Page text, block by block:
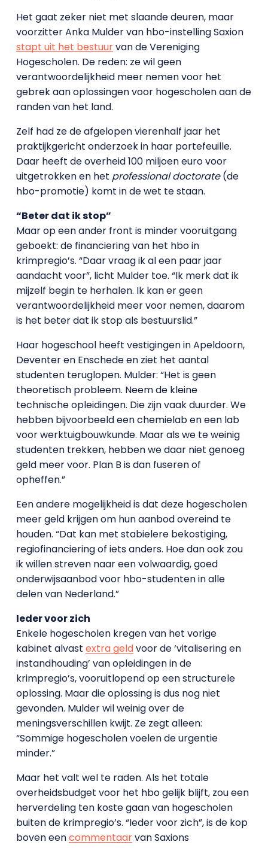
Het gaat zeker niet met slaande deuren, maar
voorzitter Anka Mulder van hbo-instelling Saxion
stapt uit het bestuurvan de Vereniging
Hogescholen. De reden: ze wil geen
verantwoordelijkheid meer nemen voor het
gebrek aan oplossingen voor hogescholen aan de
randen van het land.
Zelf had ze de afgelopen vierenhalf jaar het
praktijkgericht onderzoek in haar portefeuille.
Daar heeft de overheid 100 miljoen euro voor
uitgetrokken en het professional doctorate(de
hbo-promotie) komt in de wet te staan.
“Beter dat ik stop”
Maar op een ander front is minder vooruitgang
geboekt: de financiering van het hbo in
krimpregio’s. “Daar vraag ik al een paar jaar
aandacht voor”, licht Mulder toe. “Ik merk dat ik
mijzelf begin te herhalen. Ik kan er geen
verantwoordelijkheid meer voor nemen, daarom
is het beter dat ik stop als bestuurslid.”
Haar hogeschool heeft vestigingen in Apeldoorn,
Deventer en Enschede en ziet het aantal
studenten teruglopen. Mulder: “Het is geen
theoretisch probleem. Neem de kleine
technische opleidingen. Die zijn vaak duurder. We
hebben bijvoorbeeld een chemielab en een lab
voor werktuigbouwkunde. Maar als we te weinig
studenten trekken, hebben we daar niet genoeg
geld meer voor. Plan B is dan fuseren of
opheffen.”
Een andere mogelijkheid is dat deze hogescholen
meer geld krijgen om hun aanbod overeind te
houden. “Dat kan met stabielere bekostiging,
regiofinanciering of iets anders. Hoe dan ook zou
ik willen streven naar een volwaardig, goed
onderwijsaanbod voor hbo-studenten in alle
delen van Nederland.”
Ieder voor zich
Enkele hogescholen kregen van het vorige
kabinet alvast extra geldvoor de ‘vitalisering en
instandhouding’ van opleidingen in de
krimpregio’s, vooruitlopend op een structurele
oplossing. Maar die oplossing is dus nog niet
gevonden. Mulder wil weinig over de
meningsverschillen kwijt. Ze zegt alleen:
“Sommige hogescholen voelen de urgentie
minder.”
Maar het valt wel te raden. Als het totale
overheidsbudget voor het hbo gelijk blijft, zou een
herverdeling ten koste gaan van hogescholen
buiten de krimpregio’s. “Ieder voor zich”, is de kop
boven eencommentaarvan Saxions